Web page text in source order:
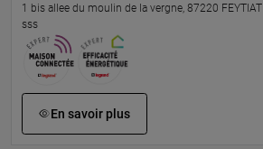
1 bis allee du moulin de la vergne, 87220 FEYTIAT
sss
En savoir plus